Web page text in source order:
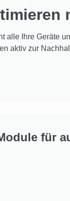
alle Ihre Geräte
aktiv zur
für